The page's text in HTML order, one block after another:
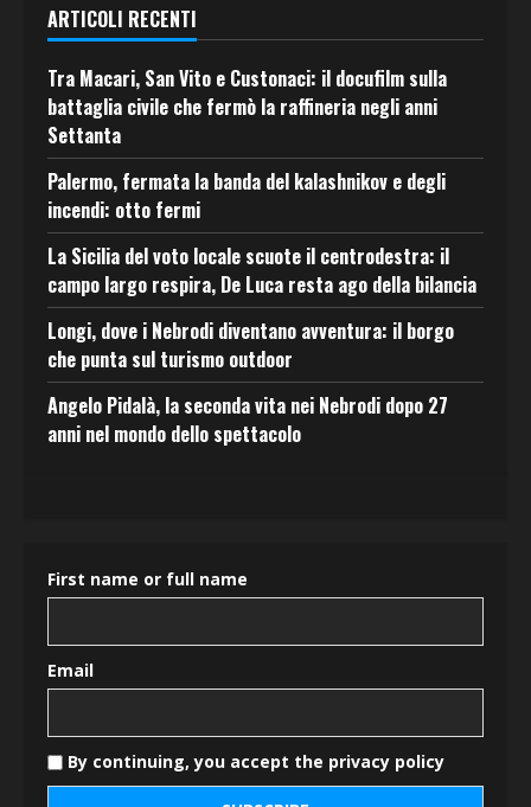
ARTICOLI RECENTI
Tra Macari, San Vito e Custonaci: il docufilm sulla
battaglia civile che fermò la raffineria negli anni
Settanta
Palermo, fermata la banda del kalashnikov e degli
incendi: otto fermi
La Sicilia del voto locale scuote il centrodestra: il
campo largo respira, De Luca resta ago della bilancia
Longi, dove i Nebrodi diventano avventura: il borgo
che punta sul turismo outdoor
Angelo Pidalà, la seconda vita nei Nebrodi dopo 27
anni nel mondo dello spettacolo
First name or full name
Email
By continuing, you accept the privacy policy